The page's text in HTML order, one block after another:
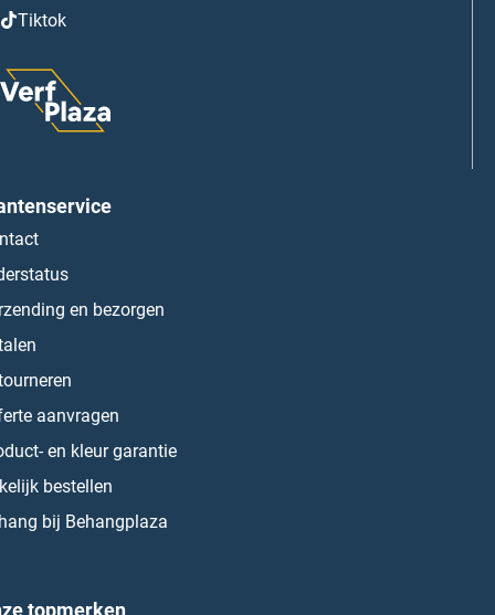
Tiktok
en bezorgen
aanvragen
en kleur garantie
bestellen
bij Behangplaza
topmerken